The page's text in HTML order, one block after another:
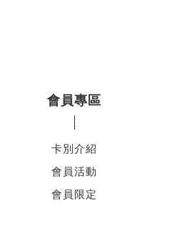
會員專區
卡別介紹
會員活動
會員限定